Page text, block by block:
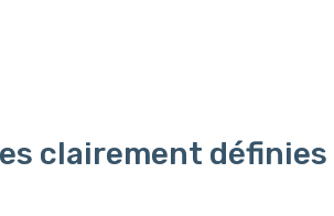
clairement définies